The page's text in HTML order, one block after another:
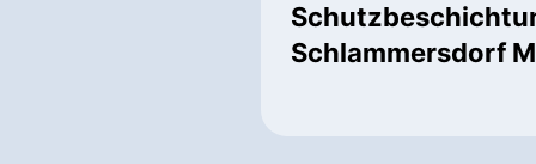
Schlammersdorf